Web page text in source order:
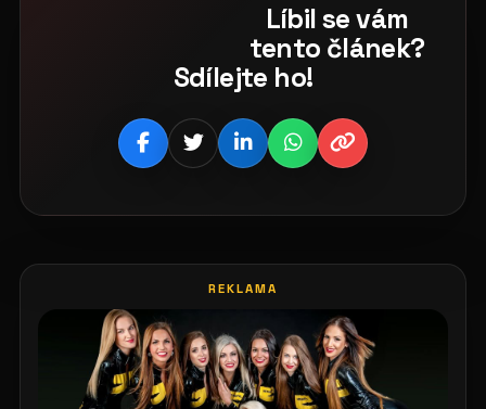
Líbil se vám
tento článek?
Sdílejte ho!
REKLAMA